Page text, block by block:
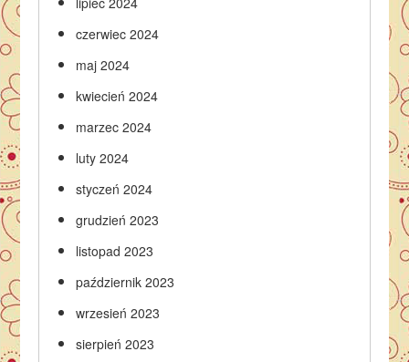
czerwiec 2024
maj 2024
kwiecień 2024
marzec 2024
luty 2024
styczeń 2024
grudzień 2023
listopad 2023
październik 2023
wrzesień 2023
sierpień 2023